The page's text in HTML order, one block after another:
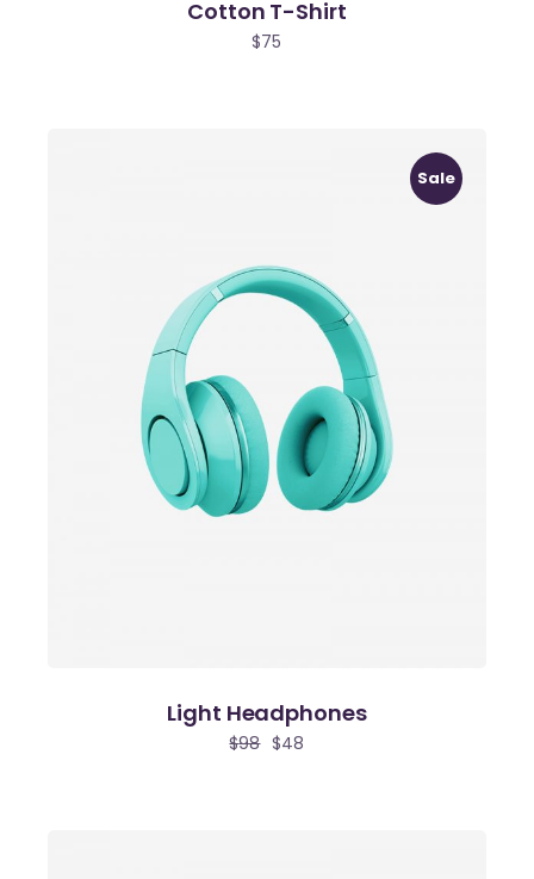
Cotton T-Shirt
$75
Sale
Light Headphones
$98 $48